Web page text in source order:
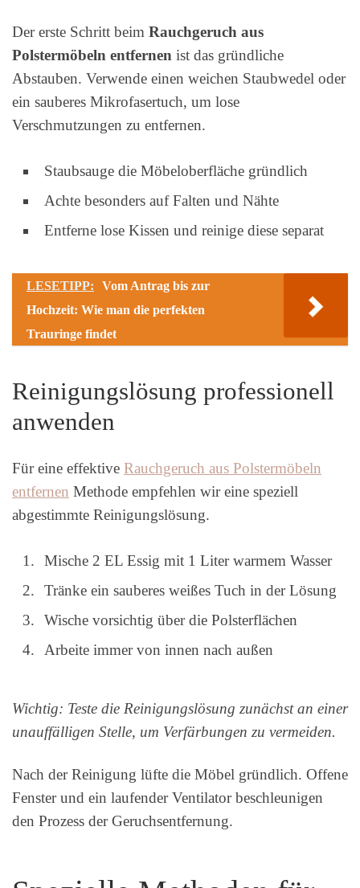
Der erste Schritt beim Rauchgeruch aus
Polstermöbeln entfernen ist das gründliche
Abstauben. Verwende einen weichen Staubwedel oder
ein sauberes Mikrofasertuch, um lose
Verschmutzungen zu entfernen.
Staubsauge die Möbeloberfläche gründlich
Achte besonders auf Falten und Nähte
Entferne lose Kissen und reinige diese separat
LESETIPP:
Vom Antrag bis zur
Hochzeit: Wie man die perfekten
Trauringe findet
Reinigungslösung professionell
anwenden
Für eine effektive Rauchgeruch aus Polstermöbeln
entfernen Methode empfehlen wir eine speziell
abgestimmte Reinigungslösung.
Mische 2 EL Essig mit 1 Liter warmem Wasser
Tränke ein sauberes weißes Tuch in der Lösung
Wische vorsichtig über die Polsterflächen
Arbeite immer von innen nach außen
Wichtig: Teste die Reinigungslösung zunächst an einer
unauffälligen Stelle, um Verfärbungen zu vermeiden.
Nach der Reinigung lüfte die Möbel gründlich. Offene
Fenster und ein laufender Ventilator beschleunigen
den Prozess der Geruchsentfernung.